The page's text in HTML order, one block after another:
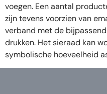
voegen. Een aantal
zijn tevens voorzien van
verband met de
drukken. Het sieraad kan
symbolische hoeveelheid